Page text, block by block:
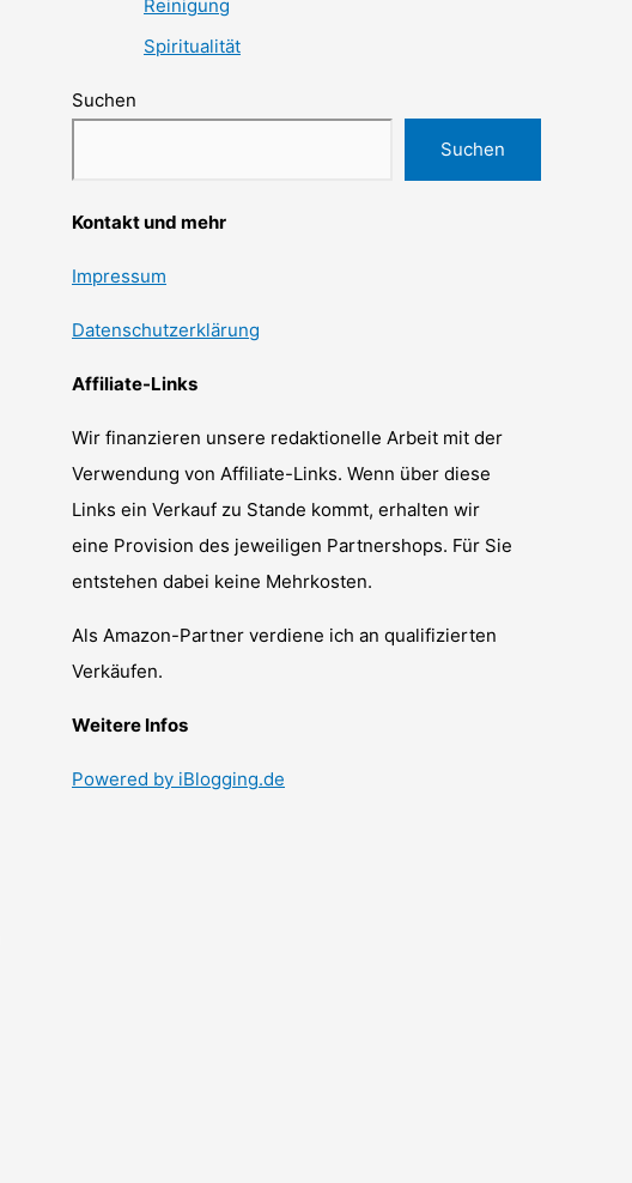
Reinigung
Spiritualität
Suchen
Suchen
Kontakt und mehr
Impressum
Datenschutzerklärung
Affiliate-Links
Wir finanzieren unsere redaktionelle Arbeit mit der
Verwendung von Affiliate-Links. Wenn über diese
Links ein Verkauf zu Stande kommt, erhalten wir
eine Provision des jeweiligen Partnershops. Für Sie
entstehen dabei keine Mehrkosten.
Als Amazon-Partner verdiene ich an qualifizierten
Verkäufen.
Weitere Infos
Powered by iBlogging.de